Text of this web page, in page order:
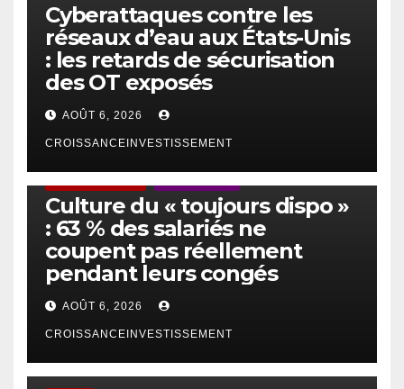
Cyberattaques contre les
réseaux d’eau aux États-Unis
: les retards de sécurisation
des OT exposés
AOÛT 6, 2026
CROISSANCEINVESTISSEMENT
Culture du « toujours dispo »
: 63 % des salariés ne
coupent pas réellement
pendant leurs congés
AOÛT 6, 2026
CROISSANCEINVESTISSEMENT